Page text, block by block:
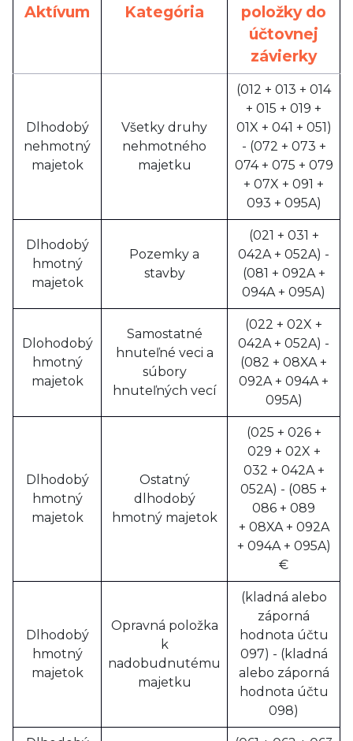
Aktívum Kategória
položky do
účtovnej
závierky
Dlhodobý
nehmotný
majetok
Všetky druhy
nehmotného
majetku
(012 + 013 + 014
+ 015 + 019 +
01X + 041 + 051)
- (072 + 073 +
074 + 075 + 079
+ 07X + 091 +
093 + 095A)
Dlhodobý
hmotný
majetok
Pozemky a
stavby
(021 + 031 +
042A + 052A) -
(081 + 092A +
094A + 095A)
Dlohodobý
hmotný
majetok
Samostatné
hnuteľné veci a
súbory
hnuteľných vecí
(022 + 02X +
042A + 052A) -
(082 + 08XA +
092A + 094A +
095A)
Dlhodobý
hmotný
majetok
Ostatný
dlhodobý
hmotný majetok
(025 + 026 +
029 + 02X +
032 + 042A +
052A) - (085 +
086 + 089
+ 08XA + 092A
+ 094A + 095A)
€
Dlhodobý
hmotný
majetok
Opravná položka
k
nadobudnutému
majetku
(kladná alebo
záporná
hodnota účtu
097) - (kladná
alebo záporná
hodnota účtu
098)